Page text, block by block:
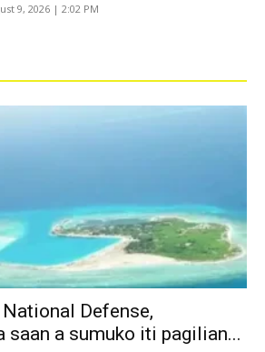
9, 2026 | 2:02 PM
Defense,
saan a sumuko iti pagilian...